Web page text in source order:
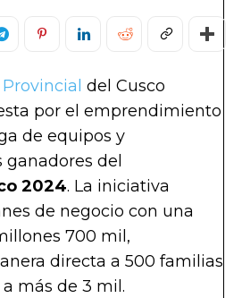
del Cusco
por el emprendimiento
de equipos y
del
2024. La iniciativa
de negocio con una
700 mil,
directa a 500 familias
más de 3 mil.